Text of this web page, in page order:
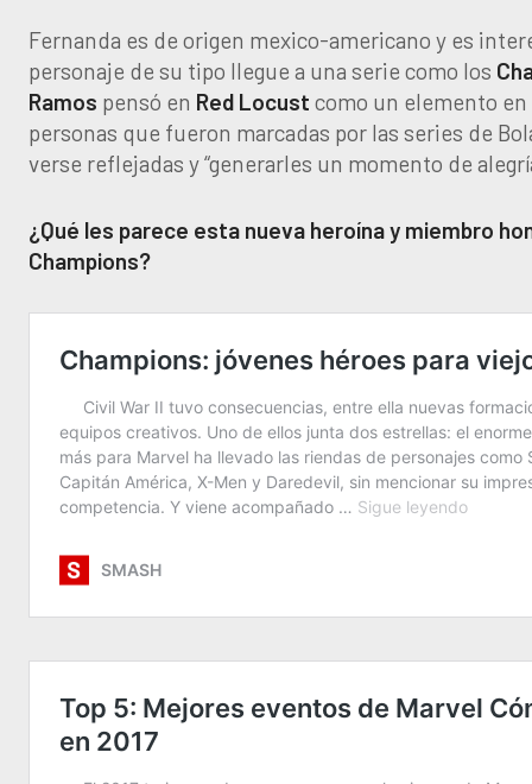
Fernanda es de origen mexico-americano y es
personaje de su tipo llegue a una serie como los
Ramos pensó en Red Locust como un elemento en
personas que fueron marcadas por las series de
verse reflejadas y “generarles un momento de
¿Qué les parece esta nueva heroína y miembro
Champions?